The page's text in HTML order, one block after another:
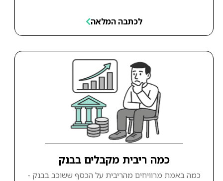
לכתבה המלאה
כמה ריבית מקבלים בבנק
כמה באמת מרוויחים מהריבית על הכסף ששוכב בבנק -